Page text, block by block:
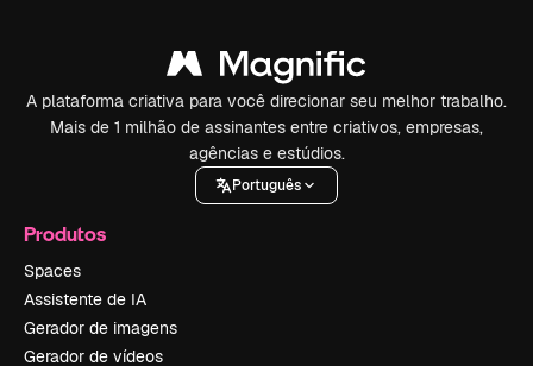
A plataforma criativa para você direcionar seu melhor trabalho.
Mais de 1 milhão de assinantes entre criativos, empresas,
agências e estúdios.
Português
Produtos
Spaces
Assistente de IA
Gerador de imagens
Gerador de vídeos